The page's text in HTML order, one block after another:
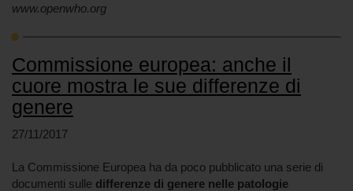
www.openwho.org
Commissione europea: anche il
cuore mostra le sue differenze di
genere
27/11/2017
La Commissione Europea ha da poco pubblicato una serie di
documenti sulle differenze di genere nelle patologie